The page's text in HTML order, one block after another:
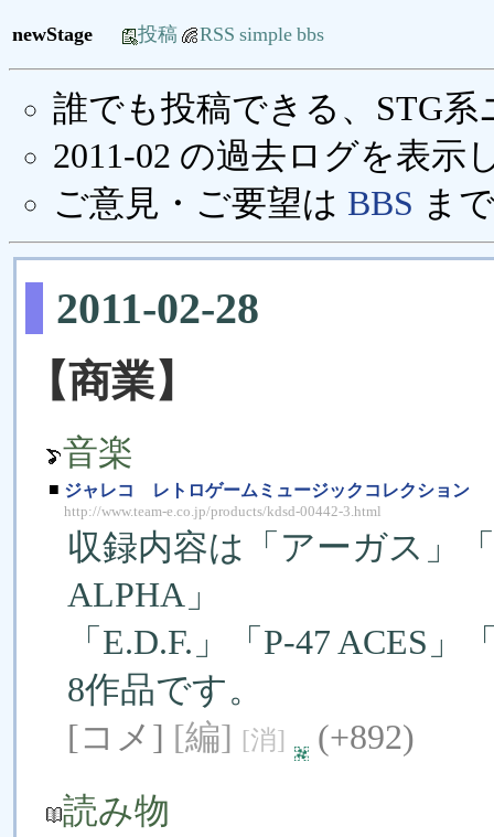
newStage 投稿 RSS simple bbs
誰でも投稿できる、STG
2011-02 の過去ログを表示
ご意見・ご要望は BBS ま
2011-02-28
【商業】
音楽
■ ジャレコ レトロゲームミュージックコレクション
http://www.team-e.co.jp/products/kdsd-00442-3.html
収録内容は「アーガス」
ALPHA」
「E.D.F.」「P-47 ACES
8作品です。
[コメ] [編] [消]
(+892)
読み物